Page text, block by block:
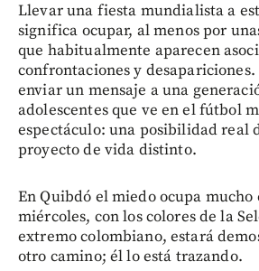
Llevar una fiesta mundialista a
significa ocupar, al menos por
que habitualmente aparecen
confrontaciones y
enviar un mensaje a una
adolescentes que ve en el fútbol
espectáculo: una posibilidad real
proyecto de vida distinto.
En Quibdó el miedo ocupa mucho
miércoles, con los colores de la
extremo colombiano, estará
otro camino; él lo está trazando.